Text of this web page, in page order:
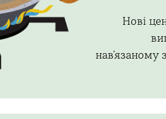
Нові
нав’язаному